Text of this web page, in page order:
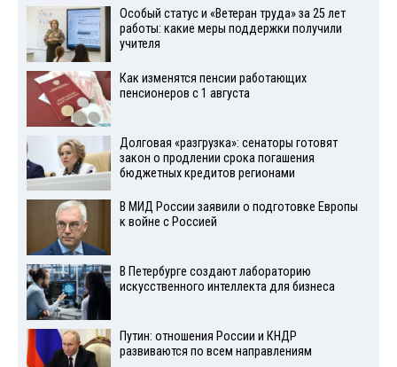
Особый статус и «Ветеран труда» за 25 лет
работы: какие меры поддержки получили
учителя
Как изменятся пенсии работающих
пенсионеров с 1 августа
Долговая «разгрузка»: сенаторы готовят
закон о продлении срока погашения
бюджетных кредитов регионами
В МИД России заявили о подготовке Европы
к войне с Россией
В Петербурге создают лабораторию
искусственного интеллекта для бизнеса
Путин: отношения России и КНДР
развиваются по всем направлениям